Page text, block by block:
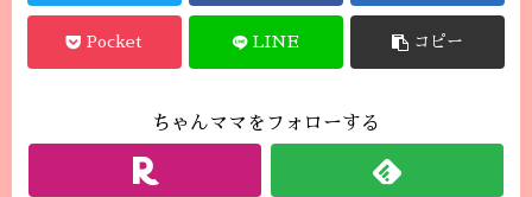
Pocket LINE コピー
ちゃんママをフォローする